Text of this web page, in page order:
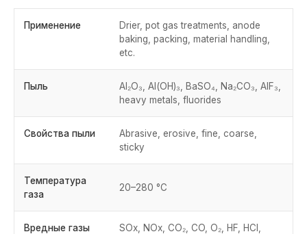
Применение
Drier, pot gas treatments, anode
baking, packing, material handling,
etc.
Пыль
Al₂O₃, Al(OH)₃, BaSO₄, Na₂CO₃, AlF₃,
heavy metals, fluorides
Свойства пыли
Abrasive, erosive, fine, coarse,
sticky
Температура
газа
20–280 °C
Вредные газы
SOx, NOx, CO₂, CO, O₂, HF, HCl,